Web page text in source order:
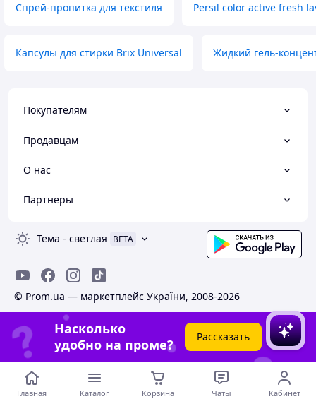
Спрей-пропитка для текстиля Persil color active fresh
Капсулы для стирки Brix Universal Жидкий гель-
Покупателям
Продавцам
О нас
Партнеры
Тема - светлая BETA
© Prom.ua — маркетплейс України, 2008-2026
Насколько
удобно на проме?
Рассказать
Главная Каталог Корзина Чаты Кабинет